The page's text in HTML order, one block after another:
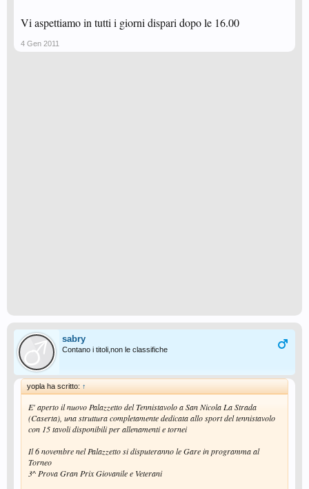
Vi aspettiamo in tutti i giorni dispari dopo le 16.00
4 Gen 2011
sabry
Contano i titoli,non le classifiche
yopla ha scritto: ↑
E' aperto il nuovo Palazzetto del Tennistavolo a San Nicola La Strada
(Caserta), una struttura completamente dedicata allo sport del tennistavolo
con 15 tavoli disponibili per allenamenti e tornei
Il 6 novembre nel Palazzetto si disputeranno le Gare in programma al
Torneo
3^ Prova Gran Prix Giovanile e Veterani